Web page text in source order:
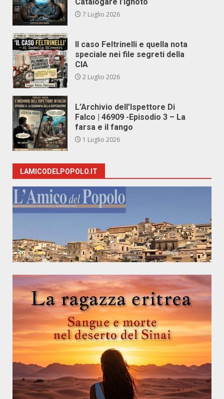
7 Luglio 2026
Il caso Feltrinelli e quella nota
speciale nei file segreti della
CIA
2 Luglio 2026
L’Archivio dell’Ispettore Di
Falco | 46909 -Episodio 3 – La
farsa e il fango
1 Luglio 2026
LAMICODELPOPOLO.IT